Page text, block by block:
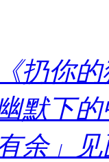
扔你
默下
余」